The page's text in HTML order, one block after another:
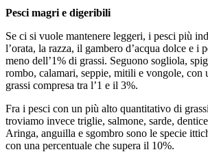
Pesci magri e digeribili
Se ci si vuole mantenere leggeri, i pesci più
l’orata, la razza, il gambero d’acqua dolce e i
meno dell’1% di grassi. Seguono sogliola,
rombo, calamari, seppie, mitili e vongole, con
grassi compresa tra l’1 e il 3%.
Fra i pesci con un più alto quantitativo di
troviamo invece triglie, salmone, sarde,
Aringa, anguilla e sgombro sono le specie
con una percentuale che supera il 10%.